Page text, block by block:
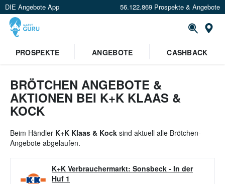
DIE Angebote App 56.122.869 Prospekte & Angebote
Standort festlegen
PROSPEKTE ANGEBOTE CASHBACK
BRÖTCHEN ANGEBOTE &
AKTIONEN BEI K+K KLAAS &
KOCK
Beim Händler K+K Klaas & Kock sind aktuell alle Brötchen-
Angebote abgelaufen.
K+K Verbrauchermarkt: Sonsbeck - In der
Huf 1